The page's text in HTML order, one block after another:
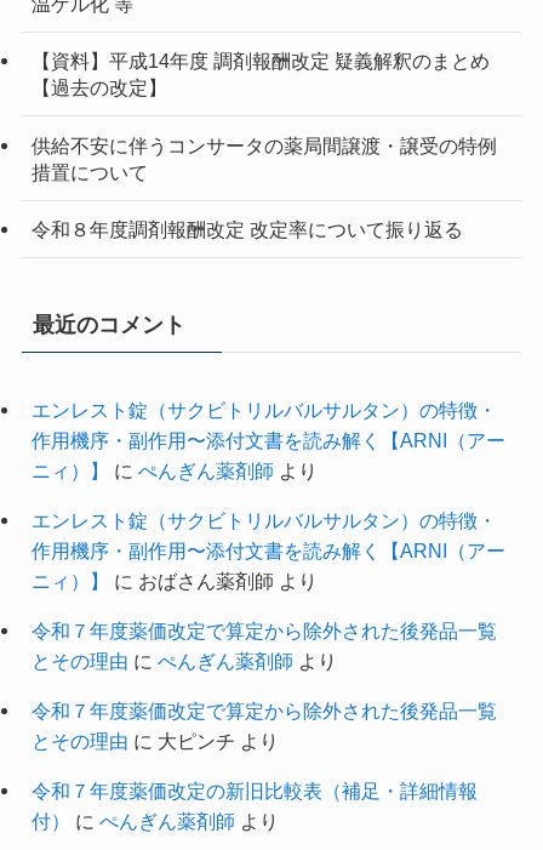
【資料】平成14年度 調剤報酬改定 疑義解釈のまとめ
【過去の改定】
供給不安に伴うコンサータの薬局間譲渡・譲受の特例
措置について
令和８年度調剤報酬改定 改定率について振り返る
最近のコメント
エンレスト錠（サクビトリルバルサルタン）の特徴・
作用機序・副作用〜添付文書を読み解く【ARNI（アー
ニィ）】
に ぺんぎん薬剤師 より
エンレスト錠（サクビトリルバルサルタン）の特徴・
作用機序・副作用〜添付文書を読み解く【ARNI（アー
ニィ）】
に おばさん薬剤師 より
令和７年度薬価改定で算定から除外された後発品一覧
とその理由 に ぺんぎん薬剤師 より
令和７年度薬価改定で算定から除外された後発品一覧
とその理由 に 大ピンチ より
令和７年度薬価改定の新旧比較表（補足・詳細情報
付）
に ぺんぎん薬剤師 より